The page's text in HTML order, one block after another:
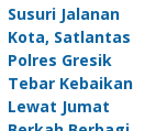
Susuri Jalanan
Kota, Satlantas
Polres Gresik
Tebar Kebaikan
Lewat Jumat